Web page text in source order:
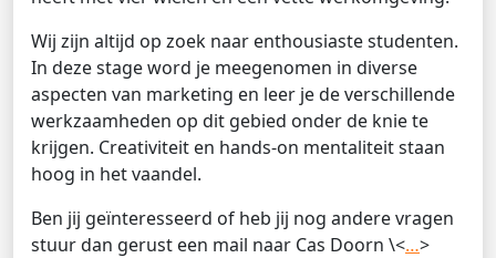
Wij zijn altijd op zoek naar enthousiaste studenten.
In deze stage word je meegenomen in diverse
aspecten van marketing en leer je de verschillende
werkzaamheden op dit gebied onder de knie te
krijgen. Creativiteit en hands-on mentaliteit staan
hoog in het vaandel.
Ben jij geïnteresseerd of heb jij nog andere vragen
stuur dan gerust een mail naar Cas Doorn \<…>